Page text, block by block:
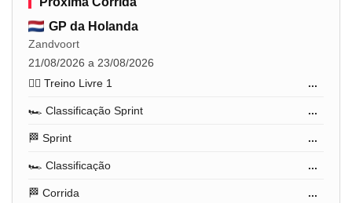
GP da Holanda
Zandvoort
21/08/2026 a 23/08/2026
🏋️‍♂️ Treino Livre 1
...
🏎️ Classificação Sprint ...
🏁 Sprint ...
🏎️ Classificação ...
🏁 Corrida ...